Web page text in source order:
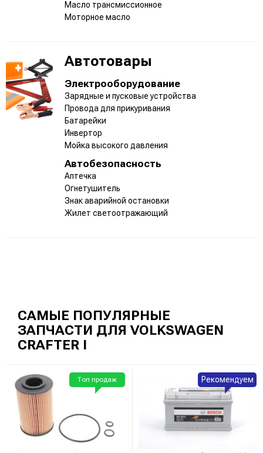
Масло трансмиссионное
Моторное масло
Автотовары
Электрооборудование
Зарядные и пусковые устройства
Провода для прикуривания
Батарейки
Инвертор
Мойка высокого давления
Автобезопасность
Аптечка
Огнетушитель
Знак аварийной остановки
Жилет светоотражающий
САМЫЕ ПОПУЛЯРНЫЕ
ЗАПЧАСТИ ДЛЯ VOLKSWAGEN
CRAFTER I
Топ продаж Рекомендуем